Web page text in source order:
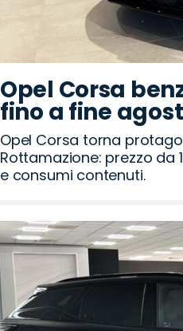
Opel Corsa
fino a fine
Opel Corsa torna
Rottamazione: prezzo da
e consumi contenuti.